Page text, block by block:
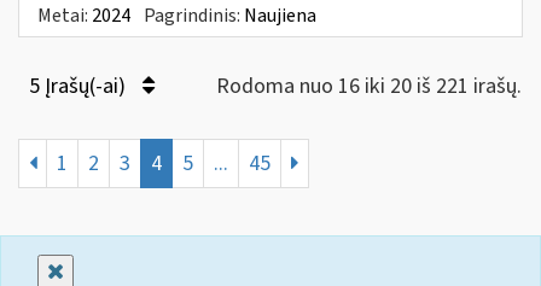
Metai: 2024 Pagrindinis: Naujiena
5 Įrašų(-ai) Rodoma nuo 16 iki 20 iš 221 irašų.
1 2 3 4 5 ... 45